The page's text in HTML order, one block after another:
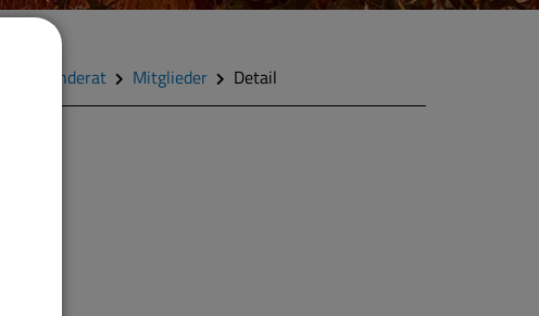
Gemeinderat Mitglieder Detail